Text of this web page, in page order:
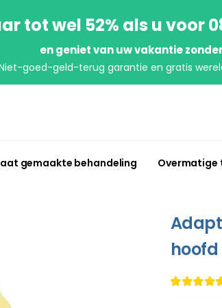
tot wel 52% als u voor
en geniet van uw vakantie
goed-geld-terug garantie en gratis
gemaakte behandeling
hoofd